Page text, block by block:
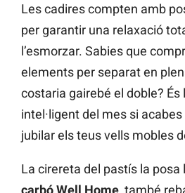
Les cadires compten amb
per garantir una relaxació
l’esmorzar. Sabies que
elements per separat en
costaria gairebé el doble?
intel·ligent del mes si
jubilar els teus vells mobles
La cirereta del pastís la posa
carbó Well Home , també